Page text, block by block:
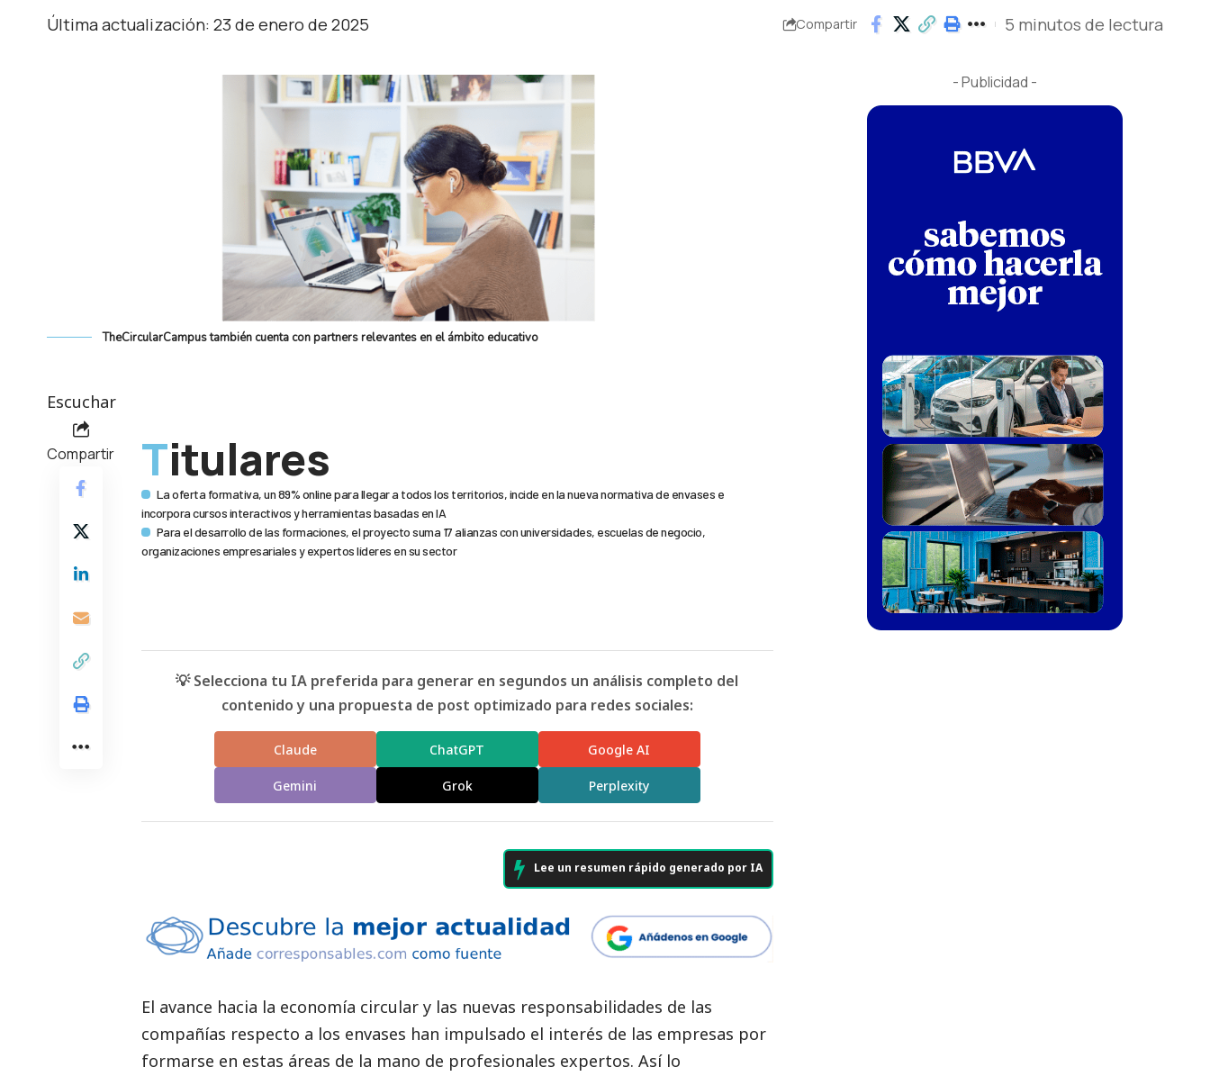
Última actualización: 23 de enero de 2025 Compartir 5 minutos de lectura
TheCircularCampus también cuenta con partners relevantes en el ámbito educativo
Escuchar
Compartir Titulares
La oferta formativa, un 89% online para llegar a todos los territorios, incide en la nueva normativa de envases e
incorpora cursos interactivos y herramientas basadas en IA
Para el desarrollo de las formaciones, el proyecto suma 17 alianzas con universidades, escuelas de negocio,
organizaciones empresariales y expertos líderes en su sector
💡 Selecciona tu IA preferida para generar en segundos un análisis completo del
contenido y una propuesta de post optimizado para redes sociales:
Claude ChatGPT Google AI
Gemini Grok Perplexity
Lee un resumen rápido generado por IA
El avance hacia la economía circular y las nuevas responsabilidades de las
compañías respecto a los envases han impulsado el interés de las empresas por
formarse en estas áreas de la mano de profesionales expertos. Así lo
- Publicidad -